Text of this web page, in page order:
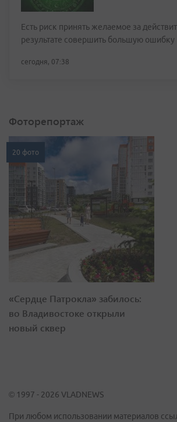
Есть риск принять желаемое за
результате совершить большую ошибку
сегодня, 07:38
Фоторепортаж
20 фото
«Сердце Патрокла» забилось:
во Владивостоке открыли
новый сквер
© 1997 - 2026 VLADNEWS
При любом использовании материалов